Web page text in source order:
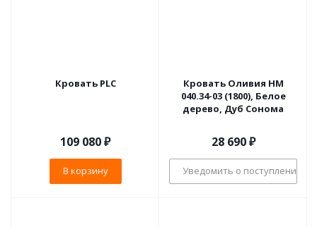
Кровать PLC
109 080₽
В корзину
Кровать Оливия НМ
040.34-03 (1800), Белое
дерево, Дуб Сонома
28 690₽
Уведомить о поступлении